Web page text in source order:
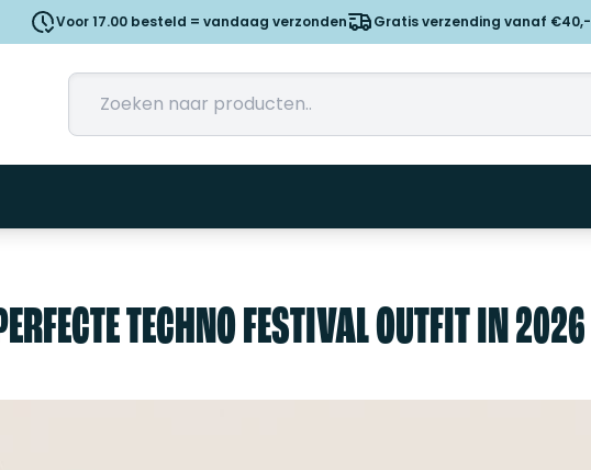
Voor 17.00 besteld = vandaag verzonden Gratis verzending vanaf €40,-
TECHNO FESTIVAL OUTFIT IN 2026